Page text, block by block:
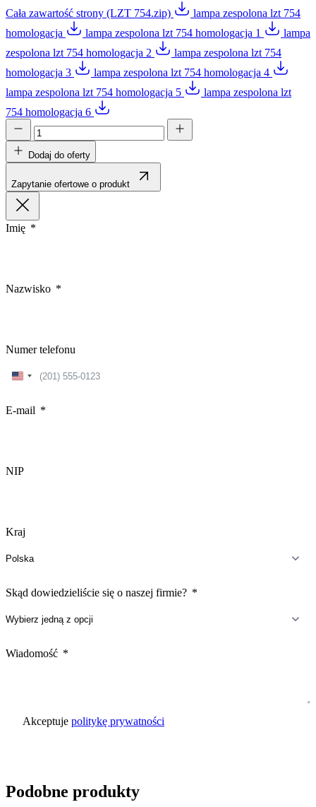
Cała zawartość strony (LZT 754.zip)
lampa zespolona lzt 754
homologacja
lampa zespolona lzt 754 homologacja 1
lampa
zespolona lzt 754 homologacja 2
lampa zespolona lzt 754
homologacja 3
lampa zespolona lzt 754 homologacja 4
lampa zespolona lzt 754 homologacja 5
lampa zespolona lzt
754 homologacja 6
Dodaj do oferty
Zapytanie ofertowe o produkt
Imię
Nazwisko
Numer telefonu
United
E-mail
NIP
Kraj
Skąd dowiedzieliście się o naszej firmie?
Wiadomość
Akceptuje politykę prywatności
Podobne produkty